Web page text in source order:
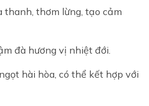
thanh, thơm lừng, tạo cảm
đà hương vị nhiệt đới.
hài hòa, có thể kết hợp với